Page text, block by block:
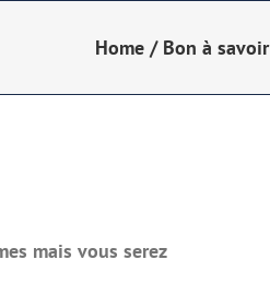
Home / Bon à savoir
mais vous serez